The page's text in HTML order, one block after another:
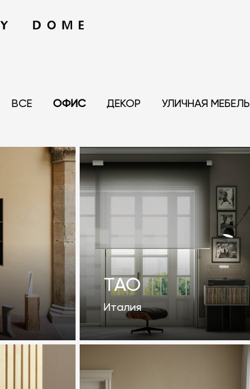
ВСЕ ОФИС ДЕКОР УЛИЧНАЯ МЕБЕЛЬ
TAO
Италия